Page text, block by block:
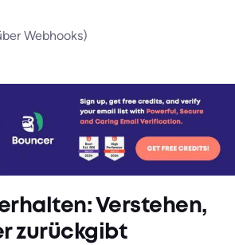
Webhooks)
Verstehen,
zurückgibt